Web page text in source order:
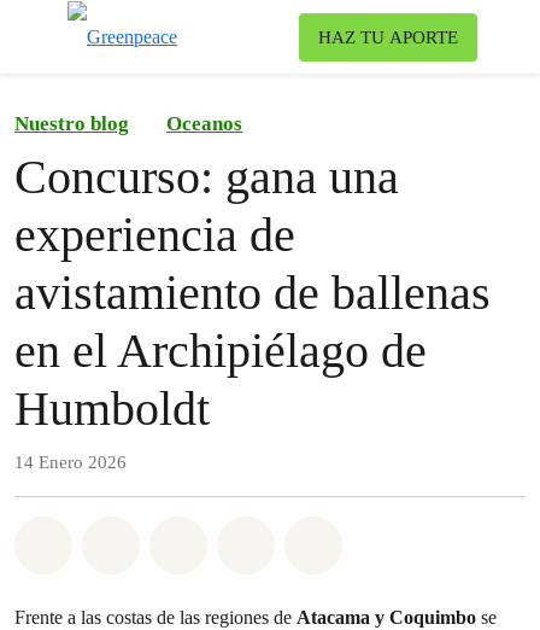
HAZ TU APORTE
Nuestro blog Oceanos
Concurso: gana una
experiencia de
avistamiento de ballenas
en el Archipiélago de
Humboldt
14 Enero 2026
Frente a las costas de las regiones de Atacama y Coquimbo se